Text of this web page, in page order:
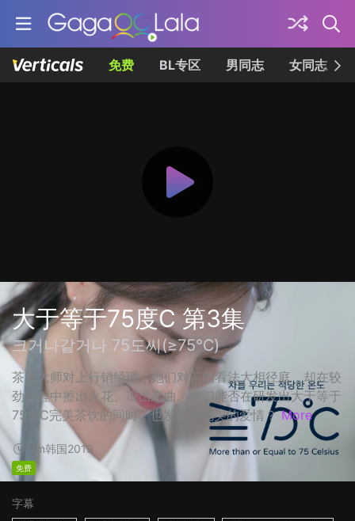
免费 BL专区 男同志 女同志
大于等于75度C 第3集
크거나같거나 75도씨(≥75℃)
茶道大师对上行销经理，她们对茶的看法大相径庭，却在较
劲过程中擦出火花、谱出恋曲。她们能否在研发出大于等于
75度C完美茶饮的同时，也发展出完美的爱情？ More
2m韩国2019
免费
字幕